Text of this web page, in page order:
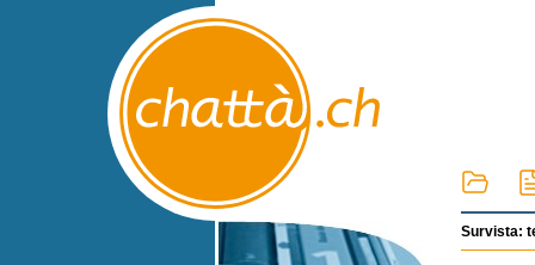
Survista: